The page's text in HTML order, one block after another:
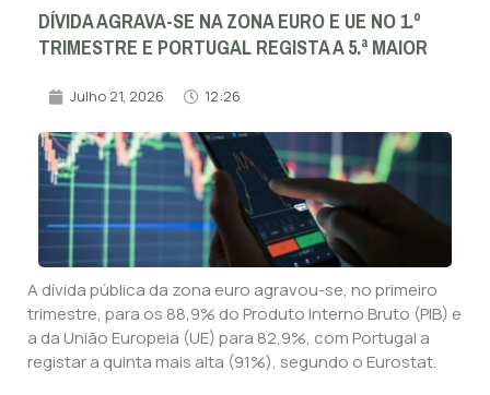
DÍVIDA AGRAVA-SE NA ZONA EURO E UE NO 1.º
TRIMESTRE E PORTUGAL REGISTA A 5.ª MAIOR
Julho 21, 2026 12:26
A dívida pública da zona euro agravou-se, no primeiro
trimestre, para os 88,9% do Produto Interno Bruto (PIB) e
a da União Europeia (UE) para 82,9%, com Portugal a
registar a quinta mais alta (91%), segundo o Eurostat.